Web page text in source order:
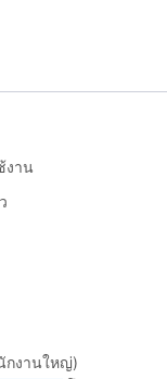
งาน
กงานใหญ่)